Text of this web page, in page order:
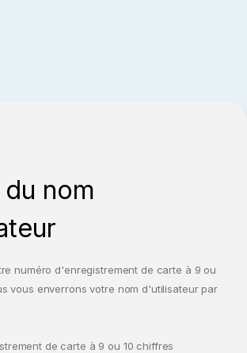
du nom
numéro d'enregistrement de carte à 9 ou
vous enverrons votre nom d'utilisateur par
de carte à 9 ou 10 chiffres